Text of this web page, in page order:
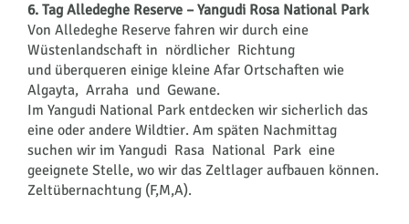
6. Tag Alledeghe Reserve – Yangudi Rosa National Park
Von Alledeghe Reserve fahren wir durch eine
Wüstenlandschaft in nördlicher Richtung
und überqueren einige kleine Afar Ortschaften wie
Algayta, Arraha und Gewane.
Im Yangudi National Park entdecken wir sicherlich das
eine oder andere Wildtier. Am späten Nachmittag
suchen wir im Yangudi Rasa National Park eine
geeignete Stelle, wo wir das Zeltlager aufbauen können.
Zeltübernachtung (F,M,A).